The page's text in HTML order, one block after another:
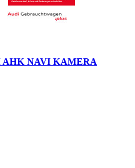
AHK NAVI KAMERA